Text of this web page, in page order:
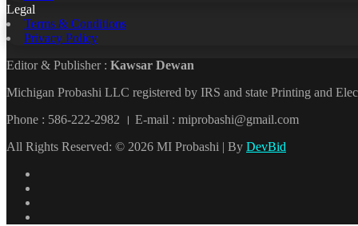
Legal
Terms & Conditions
Privacy Policy
Editor & Publisher : Kawsar Dewan
Michigan Probashi LLC registered by IRS and state Printing and
Phone : 586-222-2982 । E-mail : miprobashi@gmail.com
All Rights Reserved: © 2026 MI Probashi | By DevBid